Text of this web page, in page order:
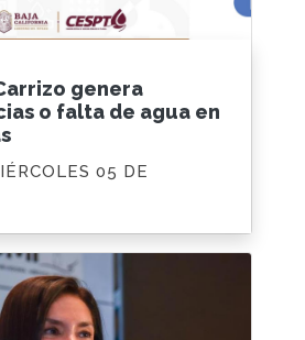
genera
o falta de agua en
05 DE